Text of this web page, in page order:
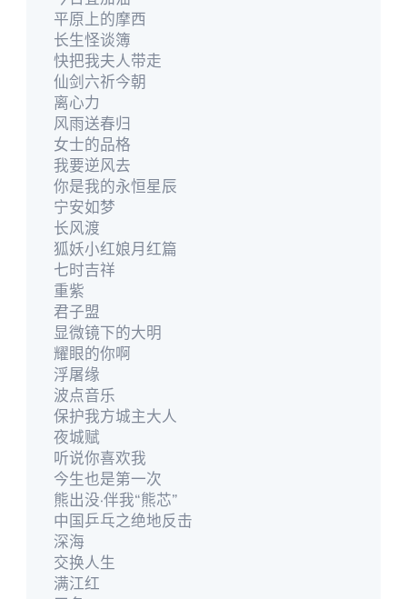
平原上的摩西
长生怪谈簿
快把我夫人带走
仙剑六祈今朝
离心力
风雨送春归
女士的品格
我要逆风去
你是我的永恒星辰
宁安如梦
长风渡
狐妖小红娘月红篇
七时吉祥
重紫
君子盟
显微镜下的大明
耀眼的你啊
浮屠缘
波点音乐
保护我方城主大人
夜城赋
听说你喜欢我
今生也是第一次
熊出没·伴我“熊芯”
中国乒乓之绝地反击
深海
交换人生
满江红